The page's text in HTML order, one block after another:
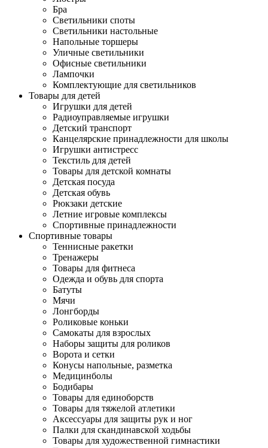
Бра
Светильники споты
Светильники настольные
Напольные торшеры
Уличные светильники
Офисные светильники
Лампочки
Комплектующие для светильников
Товары для детей
Игрушки для детей
Радиоуправляемые игрушки
Детский транспорт
Канцелярские принадлежности для школы
Игрушки антистресс
Текстиль для детей
Товары для детской комнаты
Детская посуда
Детская обувь
Рюкзаки детские
Летние игровые комплексы
Спортивные принадлежности
Спортивные товары
Теннисные ракетки
Тренажеры
Товары для фитнеса
Одежда и обувь для спорта
Батуты
Мячи
Лонгборды
Роликовые коньки
Самокаты для взрослых
Наборы защиты для роликов
Ворота и сетки
Конусы напольные, разметка
Медицинболы
Бодибары
Товары для единоборств
Товары для тяжелой атлетики
Аксессуары для защиты рук и ног
Палки для скандинавской ходьбы
Товары для художественной гимнастики